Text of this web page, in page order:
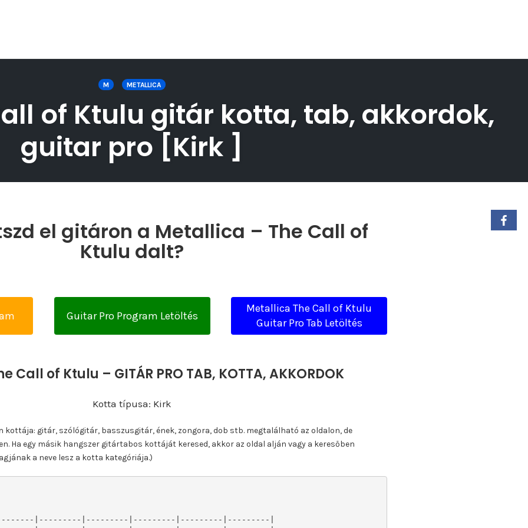
M METALLICA
of Ktulu gitár kotta, tab, akkordok,
guitar pro [Kirk ]
el gitáron a Metallica – The Call of
Ktulu dalt?
Guitar Pro Program Letöltés
Metallica The Call of Ktulu
Guitar Pro Tab Letöltés
Call of Ktulu – GITÁR PRO TAB, KOTTA, AKKORDOK
Kotta típusa: Kirk
kottája: gitár, szólógitár, basszusgitár, ének, zongora, dob stb. megtalálható az oldalon, de
Ha egy másik hangszer gitártabos kottáját keresed, akkor az oldal alján vagy a keresőben
a neve lesz a kotta kategóriája.)